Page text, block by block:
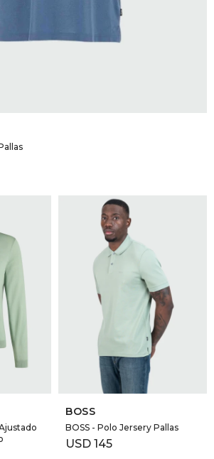
SELECCIONAR TALLE
BOSS
BOSS - Polo Jersery Pallas
USD 145